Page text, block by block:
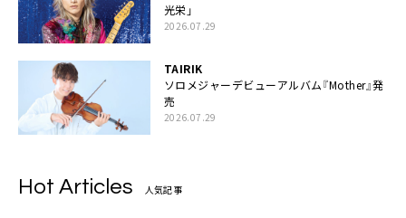
光栄」
2026.07.29
TAIRIK
ソロメジャーデビューアルバム『Mother』発
売
2026.07.29
Hot Articles 人気記事